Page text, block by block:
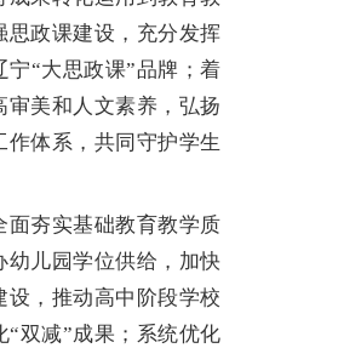
思政课建设，充分发挥
“大思政课”品牌；着
美和人文素养，弘扬
体系，共同守护学生
夯实基础教育教学质
幼儿园学位供给，加快
，推动高中阶段学校
双减”成果；系统优化